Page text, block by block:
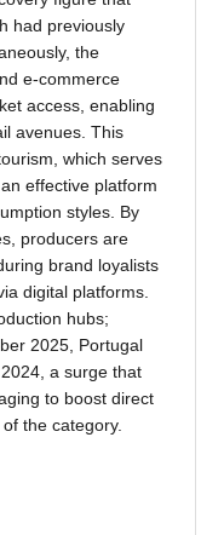
had previously
the
e-commerce
access, enabling
avenues. This
which serves
effective platform
styles. By
producers are
brand loyalists
digital platforms.
hubs;
2025, Portugal
a surge that
to boost direct
the category.